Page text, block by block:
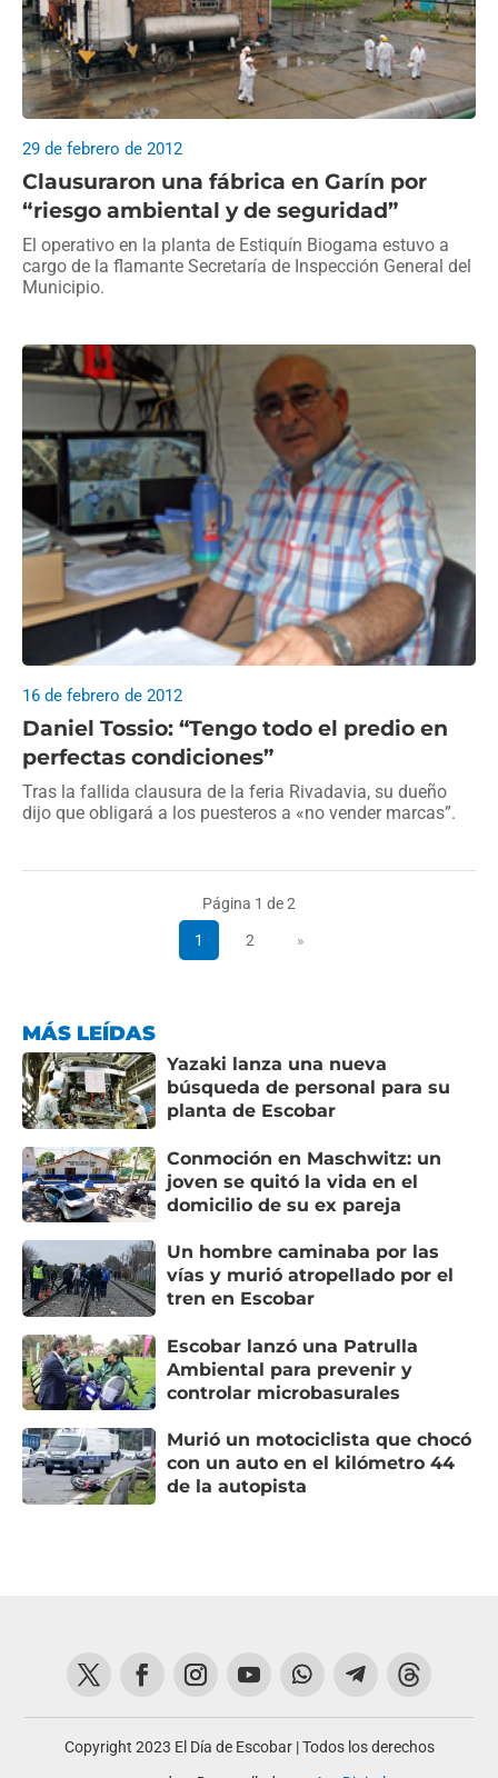
Clausuraron una fábrica en Garín por
“riesgo ambiental y de seguridad”
29 de febrero de 2012
El operativo en la planta de Estiquín Biogama estuvo a
cargo de la flamante Secretaría de Inspección General del
Municipio.
Daniel Tossio: “Tengo todo el predio en
perfectas condiciones”
16 de febrero de 2012
Tras la fallida clausura de la feria Rivadavia, su dueño
dijo que obligará a los puesteros a «no vender marcas”.
Página 1 de 2
1 2 »
MÁS LEÍDAS
Yazaki lanza una nueva
búsqueda de personal para su
planta de Escobar
Conmoción en Maschwitz: un
joven se quitó la vida en el
domicilio de su ex pareja
Un hombre caminaba por las
vías y murió atropellado por el
tren en Escobar
Escobar lanzó una Patrulla
Ambiental para prevenir y
controlar microbasurales
Murió un motociclista que chocó
con un auto en el kilómetro 44
de la autopista
Copyright 2023 El Día de Escobar | Todos los derechos